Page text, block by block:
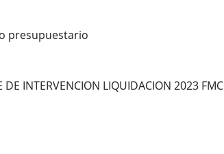
presupuestario
DE INTERVENCION LIQUIDACION 2023 FMC